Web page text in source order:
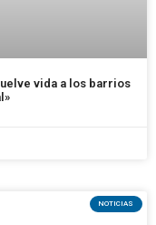
vida a los barrios
NOTICIAS